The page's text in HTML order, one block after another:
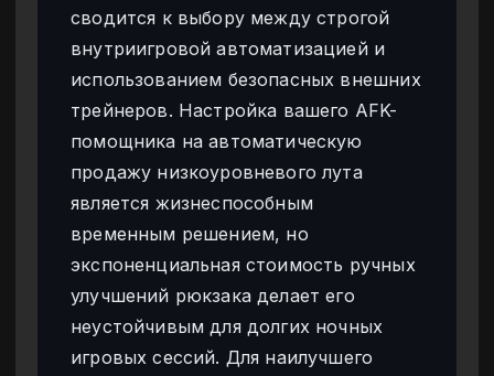
сводится к выбору между строгой
внутриигровой автоматизацией и
использованием безопасных внешних
трейнеров. Настройка вашего AFK-
помощника на автоматическую
продажу низкоуровневого лута
является жизнеспособным
временным решением, но
экспоненциальная стоимость ручных
улучшений рюкзака делает его
неустойчивым для долгих ночных
игровых сессий. Для наилучшего